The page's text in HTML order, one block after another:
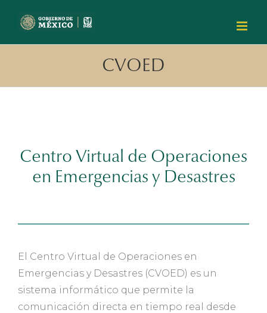
CVOED
Centro Virtual de Operaciones
en Emergencias y Desastres
El Centro Virtual de Operaciones en
Emergencias y Desastres (CVOED) es un
sistema informático que permite la
comunicación directa en tiempo real desde